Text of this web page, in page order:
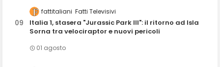
fattitaliani Fatti Televisivi
Italia 1, stasera "Jurassic Park III": il ritorno ad Isla
Sorna tra velociraptor e nuovi pericoli
01 agosto